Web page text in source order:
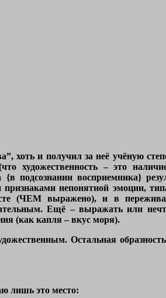
хоть и получил за неё учёную
художественность – это
подсознании восприемника}
непонятной эмоции,
(ЧЕМ выражено), и в
Ещё – выражать или
(как капля – вкус моря).
Остальная
лишь это место: